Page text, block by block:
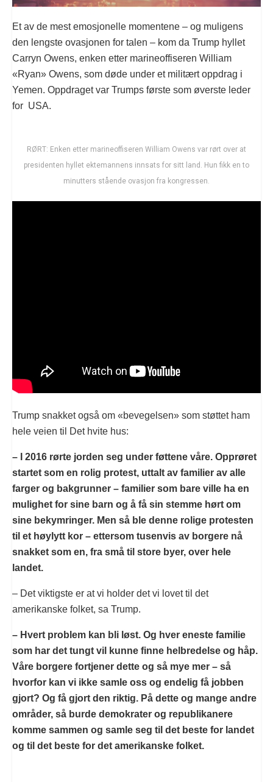
Et av de mest emosjonelle momentene – og muligens
den lengste ovasjonen for talen – kom da Trump hyllet
Carryn Owens, enken etter marineoffiseren William
«Ryan» Owens, som døde under et militært oppdrag i
Yemen. Oppdraget var Trumps første som øverste leder
for USA.
RØRT: Enken etter marineoffiseren William Owens var rørt over at
presidenten hyllet ektemannens innsats for sitt land. Hun fikk en to
minutters stående ovasjon fra kongressen.
Trump snakket også om «bevegelsen» som støttet ham
hele veien til Det hvite hus:
– I 2016 rørte jorden seg under føttene våre. Opprøret
startet som en rolig protest, uttalt av familier av alle
farger og bakgrunner – familier som bare ville ha en
mulighet for sine barn og å få sin stemme hørt om
sine bekymringer. Men så ble denne rolige protesten
til et høylytt kor – ettersom tusenvis av borgere nå
snakket som en, fra små til store byer, over hele
landet.
– Det viktigste er at vi holder det vi lovet til det
amerikanske folket, sa Trump.
– Hvert problem kan bli løst. Og hver eneste familie
som har det tungt vil kunne finne helbredelse og håp.
Våre borgere fortjener dette og så mye mer – så
hvorfor kan vi ikke samle oss og endelig få jobben
gjort? Og få gjort den riktig. På dette og mange andre
områder, så burde demokrater og republikanere
komme sammen og samle seg til det beste for landet
og til det beste for det amerikanske folket.